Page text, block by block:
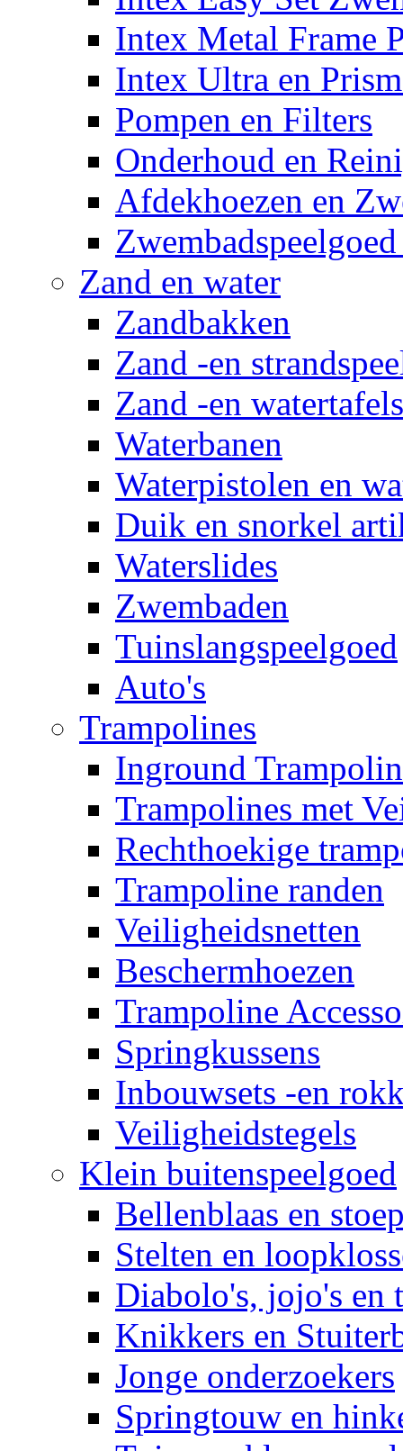
Intex Metal Frame
Intex Ultra en
Pompen en Filters
Onderhoud en
Afdekhoezen en
Zand en water
Zandbakken
Zand -en
Zand -en watertafels
Waterbanen
Waterpistolen en
Duik en snorkel
Waterslides
Zwembaden
Tuinslangspeelgoed
Auto's
Trampolines
Inground
Trampolines met
Rechthoekige
Trampoline randen
Veiligheidsnetten
Beschermhoezen
Trampoline
Springkussens
Inbouwsets -en
Veiligheidstegels
Klein buitenspeelgoed
Bellenblaas en
Stelten en
Diabolo's, jojo's en
Knikkers en
Jonge onderzoekers
Springtouw en